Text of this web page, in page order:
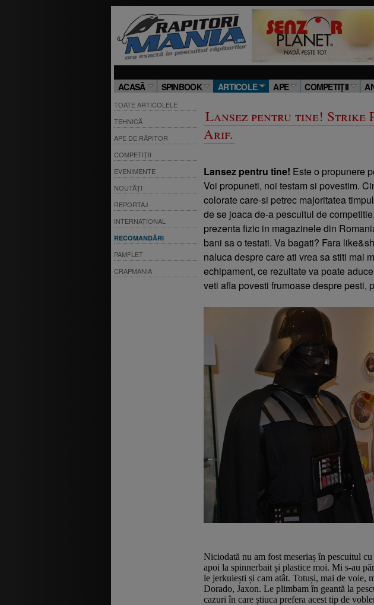
ACASĂ
SPINBOOK ARTICOLE APE COMPETIŢII
TOATE ARTICOLELE
TEHNICĂ
APE DE RĂPITOR
COMPETIȚII
EVENIMENTE
NOUTĂȚI
REPORTAJ
INTERNAȚIONAL
RECOMANDĂRI
PAMFLET
CRAPMANIA
Lansez pentru tine! Strike
Arif.
Lansez pentru tine! Este o propunere
Voi propuneti, noi testam si povestim.
colorate care-si petrec majoritatea
de se joaca de-a pescuitul de
prezenta fizic in magazinele din
bani sa o testati. Va bagati? Fara
naluca despre care ati vrea sa stiti mai
echipament, ce rezultate va poate
veti afla povesti frumoase despre pesti,
Niciodată nu am fost meseriaș în pescuitul
apoi la spinnerbait și plastice moi. Mi s-au
le jerkuiești și cam atât. Totuși, mai de voie,
Dorado, Jaxon. Le plimbam în geantă la
cazuri în care știuca prefera acest tip de